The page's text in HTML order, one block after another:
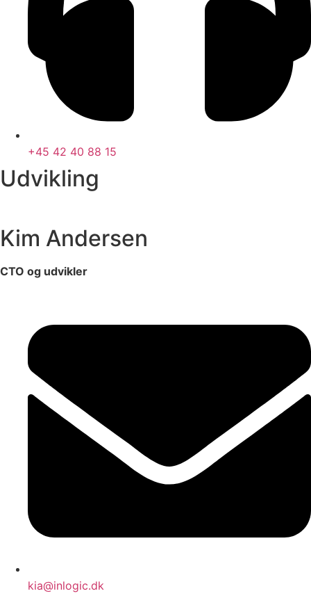
+45 42 40 88 15
Udvikling
Kim Andersen
CTO og udvikler
kia@inlogic.dk